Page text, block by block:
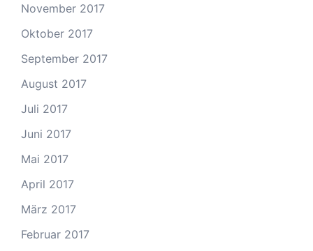
November 2017
Oktober 2017
September 2017
August 2017
Juli 2017
Juni 2017
Mai 2017
April 2017
März 2017
Februar 2017